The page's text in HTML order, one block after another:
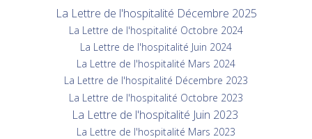
La Lettre de l'hospitalité Décembre 2025
La Lettre de l'hospitalité Octobre 2024
La Lettre de l'hospitalité Juin 2024
La Lettre de l'hospitalité Mars 2024
La Lettre de l'hospitalité Décembre 2023
La Lettre de l'hospitalité Octobre 2023
La Lettre de l'hospitalité Juin 2023
La Lettre de l'hospitalité Mars 2023